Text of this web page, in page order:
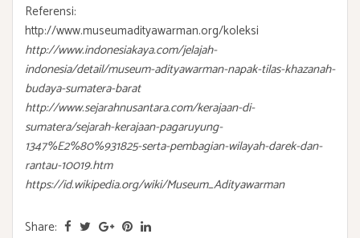
Referensi:
http://www.museumadityawarman.org/koleksi
http://www.indonesiakaya.com/jelajah-
indonesia/detail/museum-adityawarman-napak-tilas-khazanah-
budaya-sumatera-barat
http://www.sejarahnusantara.com/kerajaan-di-
sumatera/sejarah-kerajaan-pagaruyung-
1347%E2%80%931825-serta-pembagian-wilayah-darek-dan-
rantau-10019.htm
https://id.wikipedia.org/wiki/Museum_Adityawarman
Share: